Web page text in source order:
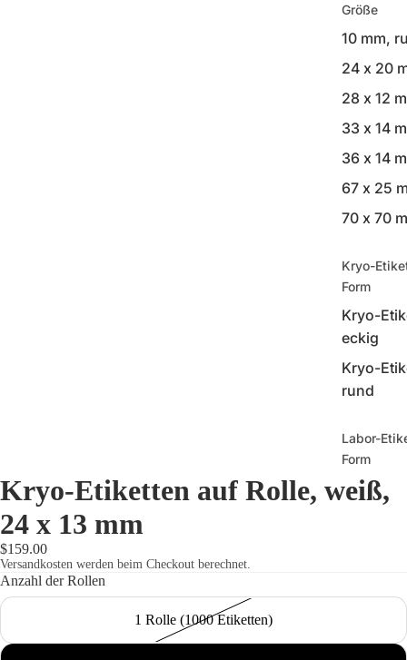
Größe
10 mm,
24 x 20
28 x 12
33 x 14
36 x 14
67 x 25
70 x 70
Kryo-
Form
Kryo-
eckig
Kryo-
rund
Labor-
Form
Labor-
Kryo-Etiketten auf Rolle, weiß,
24 x 13 mm
$159.00
Versandkosten werden beim Checkout berechnet.
Anzahl der Rollen
1 Rolle (1000 Etiketten)